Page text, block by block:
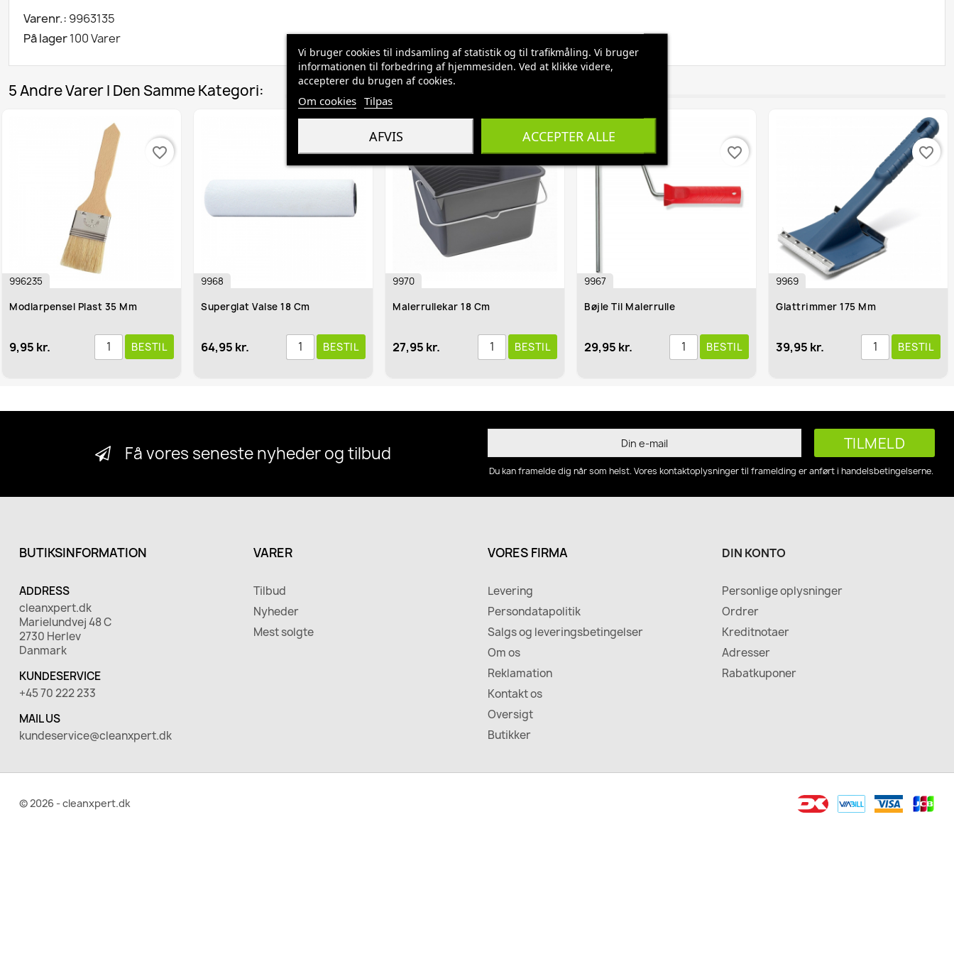
Varenr.: 9963135
På lager100 Varer
5 Andre Varer I Den Samme Kategori:
996235
Modlarpensel Plast 35 Mm
9,95 kr. BESTIL
favorite_border
9968
Superglat Valse 18 Cm
64,95 kr. BESTIL
favorite_border
9970
Malerrullekar 18 Cm
27,95 kr. BESTIL
favorite_border
9967
Bøjle Til Malerrulle
29,95 kr. BESTIL
favorite_border
9969
Glattrimmer 175 Mm
39,95 kr. BESTIL
favorite_border
Få vores seneste nyheder og tilbud
Du kan framelde dig når som helst. Vores kontaktoplysninger til framelding er anført i handelsbetingelserne.
BUTIKSINFORMATION
ADDRESS
cleanxpert.dk
Marielundvej 48 C
2730 Herlev
Danmark
KUNDESERVICE
+45 70 222 233
MAIL US
kundeservice@cleanxpert.dk
VARER
Tilbud
Nyheder
Mest solgte
VORES FIRMA
Levering
Persondatapolitik
Salgs og leveringsbetingelser
Om os
Reklamation
Kontakt os
Oversigt
Butikker
DIN KONTO
Personlige oplysninger
Ordrer
Kreditnotaer
Adresser
Rabatkuponer
Vi bruger cookies til indsamling af statistik og til trafikmåling. Vi bruger
informationen til forbedring af hjemmesiden. Ved at klikke videre,
accepterer du brugen af cookies.
Om cookies Tilpas
AFVIS ACCEPTER ALLE
© 2026 - cleanxpert.dk